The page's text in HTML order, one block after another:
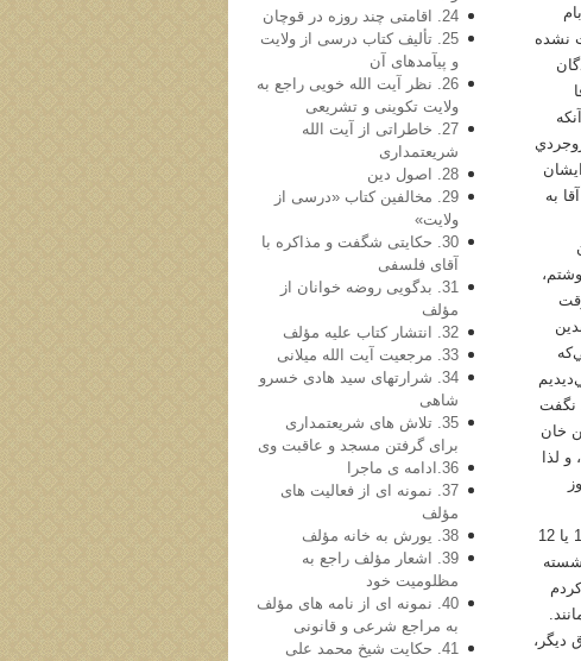
نشده
به
نگفت
خان
لذا
نويسنده همان روز در همان ساعت تعيين شده به منزل ايشان رفتم، ديدم 10 يا 12
ديگر،
24. اقامتی چند روزه در قوچان
25. تأليف كتاب درسی از ولایت
و پيآمدهای آن
26. نظر آيت الله خويی راجع به
ولايت تكوينی و تشريعی
27. خاطراتی از آيت الله
شريعتمداری
28. اصول دين
29. مخالفين كتاب «درسی از
ولايت»
30. حكايتی شگفت و مذاكره با
آقای فلسفی
31. بدگويی روضه خوانان از
مؤلف
32. انتشار كتاب عليه مؤلف
33. مرجعيت آيت الله ميلانی
34. شرارتهای سيد هادی خسرو
شاهی
35. تلاش های شريعتمداری
برای گرفتن مسجد و عاقبت وی
36.ادامه ی ماجرا
37. نمونه ای از فعاليت های
مؤلف
38. یورش به خانه مؤلف
39. اشعار مؤلف راجع به
مظلوميت خود
40. نمونه ای از نامه های مؤلف
به مراجع شرعی و قانونی
41. حكايت شيخ محمد علی